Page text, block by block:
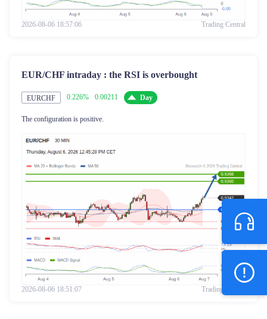
2026-08-06 18:57:06 Trading Central
EUR/CHF intraday : the RSI is overbought
EURCHF 0.226% 0.00211 Day
The configuration is positive.
2026-08-06 18:51:07 Trading Central